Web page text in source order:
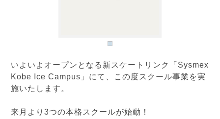
いよいよオープンとなる新スケートリンク「Sysmex
Kobe Ice Campus」にて、この度スクール事業を実
施いたします。
来月より3つの本格スクールが始動！